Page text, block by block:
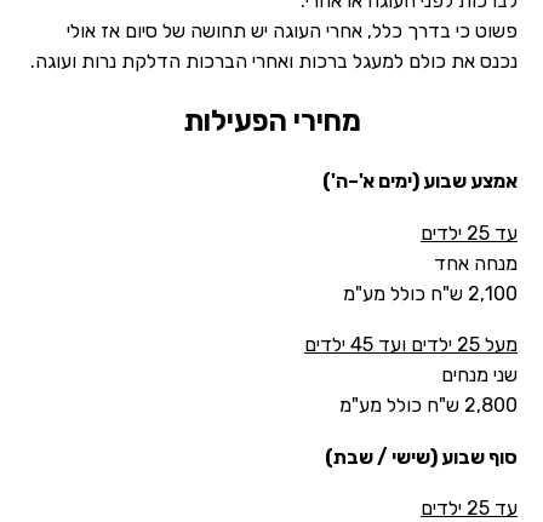
פשוט כי בדרך כלל, אחרי העוגה יש תחושה של סיום אז אולי
נכנס את כולם למעגל ברכות ואחרי הברכות הדלקת נרות ועוגה.
מחירי הפעילות
אמצע שבוע (ימים א'–ה')
עד 25 ילדים
מנחה אחד
2,100 ש"ח כולל מע"מ
מעל 25 ילדים ועד 45 ילדים
שני מנחים
2,800 ש"ח כולל מע"מ
סוף שבוע (שישי / שבת)
עד 25 ילדים